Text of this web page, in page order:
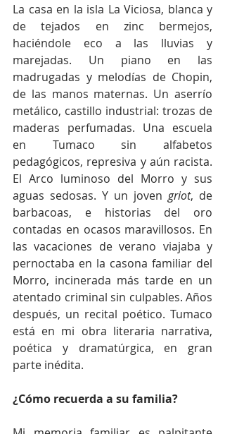
La casa en la isla La Viciosa, blanca y
de tejados en zinc bermejos,
haciéndole eco a las lluvias y
marejadas. Un piano en las
madrugadas y melodías de Chopin,
de las manos maternas. Un aserrío
metálico, castillo industrial: trozas de
maderas perfumadas. Una escuela
en Tumaco sin alfabetos
pedagógicos, represiva y aún racista.
El Arco luminoso del Morro y sus
aguas sedosas. Y un joven griot, de
barbacoas, e historias del oro
contadas en ocasos maravillosos. En
las vacaciones de verano viajaba y
pernoctaba en la casona familiar del
Morro, incinerada más tarde en un
atentado criminal sin culpables. Años
después, un recital poético. Tumaco
está en mi obra literaria narrativa,
poética y dramatúrgica, en gran
parte inédita.
¿Cómo recuerda a su familia?